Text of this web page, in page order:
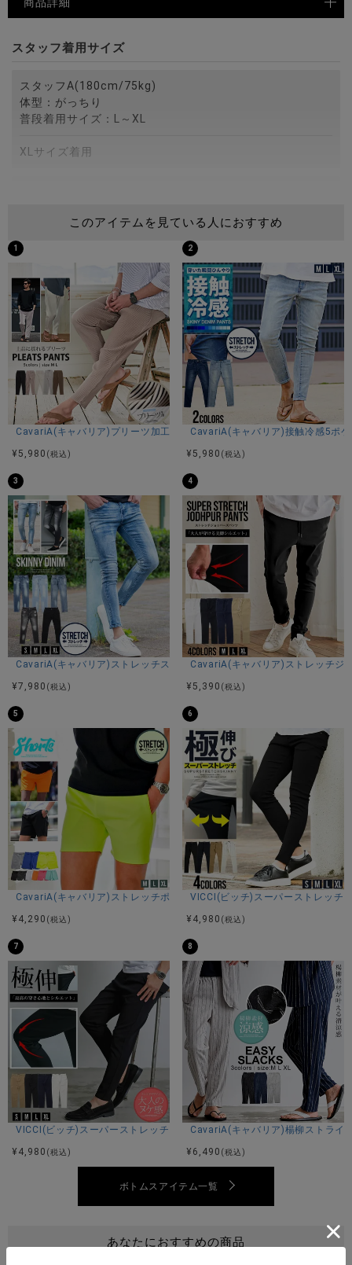
スタッフ着用サイズ
スタッフA(180cm/75kg)
体型：がっちり
普段着用サイズ：L～XL
XLサイズ着用
普段着用サイズ：M～L
Lサイズ着用
スタッフC(173cm/60kg)
体型：細身
普段着用サイズ：M
Mサイズ着用
商品説明
BITTER STORE(ビターストア)にC.V.R.A【シーブイアールエ
た。
ポリエステル100％の絡みメッシュストレッチ素材を採用し、
優れた通気性と軽量な着心地を両立。
汗ばむ季節にもムレにくく、爽やかな着用感をキープできる
高機能素材で、アクティブなシーンにも快適に対応します。
ナチュラルなストレッチ性があるため、動きやすさも抜群で
す。
シルエットは、腰まわりからわたりにかけて程よくゆとりを
持たせつつ、裾に向かって美しく絞られるテーパードライン
に設計。
リラックス感がありながらも、品のある大人の印象を演出し
てくれます。
ウエスト部分は締め付け感の少ない後ろゴム仕様を採用し、
快適なフィット感を実現。
さらにドローコードとベルトループも備え、カジュアルから
きれいめまで幅広いスタイルに対応可能です。
左フロントポケット下にはブランドロゴのラバーワッペンを
ワンポイントで配置。
シンプルな無地ベースながら、素材の表情とディテールで個
性を引き立てた1本に仕上がっています。
同素材のTシャツと合わせてセットアップスタイルも楽しめ、
スポーツやジム、ゴルフといったアクティブなシーンはもち
ろん、リモートワークや休日の外出スタイルにも活躍しま
シンプルながらも洗練された存在感で、着回し力も抜群。
ユニセックスで着用可能なデザインなので、カップルでのシ
ェアやペアコーデにもおすすめです。
※モデル画像は照明などの影響により実際の商品と異なる場合
がございます。
サイズ(cm)
44(M)：着丈98股上26股下72ウエスト39(最大＋4cm程度)ヒ
ップ53わたり(もも幅)31膝幅18裾幅15
ップ55わたり(もも幅)32膝幅19裾幅16
48(XL)：着丈105股上28股下77ウエスト43(最大＋4cm程度)
※平置き計測、腰周りなどは約二倍程度。
このアイテムを見ている人におすすめ
1
CavariA(キャバリア)プリーツ加工イージーロングパンツ/全5色
¥ 5,980 (税込)
2
CavariA(キャバリア)接触冷感5ポ
¥ 5,980 (税込)
3
CavariA(キャバリア)ストレッチスキニーアンクルデニムパンツ/全5色
¥7,980 (税込)
4
CavariA(キャバリア)ストレッチジ
¥ 5,390 (税込)
5
CavariA(キャバリア)ストレッチポリダンボールショーツ/全9色
¥ 4,290 (税込)
6
VICCI(ビッチ)スーパーストレッチ
¥ 4,980 (税込)
7
VICCI(ビッチ)スーパーストレッチスリムテーパードアンクルパンツ/全4色
¥ 4,980 (税込)
8
CavariA(キャバリア)楊柳ストライ
¥ 6,490 (税込)
ボトムスアイテム一覧
あなたにおすすめの商品